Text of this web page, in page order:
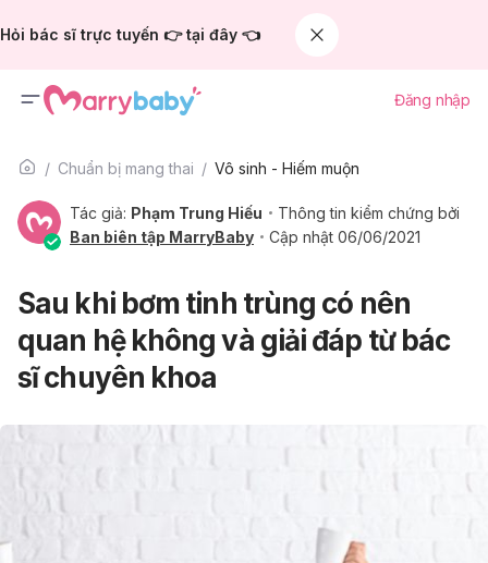
Hỏi bác sĩ trực tuyến 👉 tại đây 👈
Đăng nhập
Chuẩn bị mang thai Vô sinh - Hiếm muộn
Tác giả: Phạm Trung Hiếu
Thông tin kiểm chứng bởi
Ban biên tập MarryBaby
Cập nhật 06/06/2021
Sau khi bơm tinh trùng có nên
quan hệ không và giải đáp từ bác
sĩ chuyên khoa